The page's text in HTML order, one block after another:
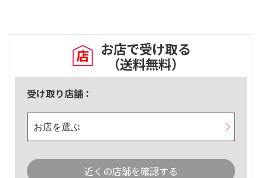
お店で受け取る
（送料無料）
受け取り店舗：
お店を選ぶ
近くの店舗を確認する